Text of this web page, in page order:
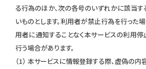
る行為のほか、次の各号のいずれかに該当す
いものとします。利用者が禁止行為を行った
用者に通知することなく本サービスの利用停
行う場合があります。
（1） 本サービスに情報登録する際、虚偽の